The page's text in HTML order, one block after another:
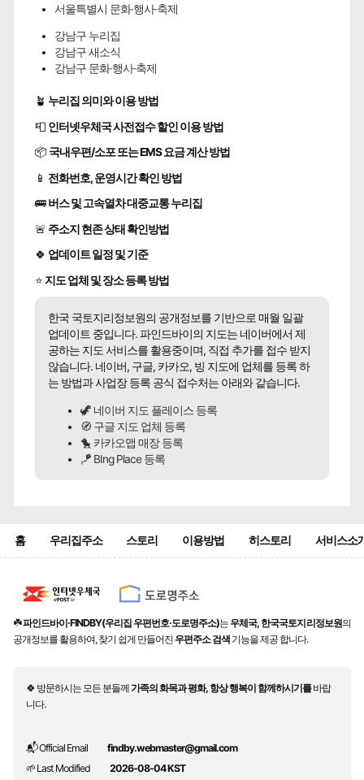
서울특별시 문화·행사·축제
강남구 누리집
강남구 새소식
강남구 문화·행사·축제
🪴 누리집 의미와 이용 방법
📮 인터넷우체국 사전접수 할인 이용 방법
📦 국내우편/소포 또는 EMS 요금 계산 방법
📱 전화번호, 운영시간 확인 방법
🚌버스 및 고속열차 대중교통 누리집
🚨 주소지 현존 상태 확인방법
🍀 업데이트 일정 및 기준
⭐ 지도 업체 및 장소 등록 방법
한국 국토지리정보원의 공개정보를 기반으로 매월 일괄
업데이트 중입니다. 파인드바이의 지도는 네이버에서 제
공하는 지도 서비스를 활용중이며, 직접 추가를 접수 받지
않습니다. 네이버, 구글, 카카오, 빙 지도에 업체를 등록 하
는 방법과 사업장 등록 공식 접수처는 아래와 같습니다.
🦖 네이버 지도 플레이스 등록
🧭 구글 지도 업체 등록
🐤 카카오맵 매장 등록
🪁 BIng Place 등록
홈 우리집주소 스토리 이용방법 히스토리 서비스소
☘️파인드바이·FINDBY(우리집 우편번호·도로명주소)는 우체국, 한국국토지리정보원의
공개정보를 활용하여, 찾기 쉽게 만들어진 우편주소 검색 기능을 제공 합니다.
🍀 방문하시는 모든 분들께가족의 화목과 평화, 항상 행복이 함께하시기를바랍
니다.
📬 Official Email
findby.webmaster@gmail.com
🌱 Last Modified
2026-08-04 KST